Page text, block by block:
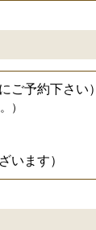
ご予約下さい）
）
います）